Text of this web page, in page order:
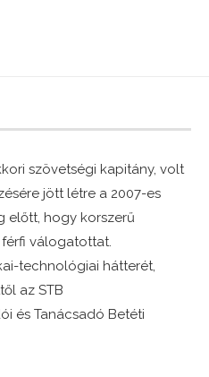
szövetségi kapitány, volt
jött létre a 2007-es
előtt, hogy korszerű
válogatottat.
technológiai hátterét,
az STB
és Tanácsadó Betéti